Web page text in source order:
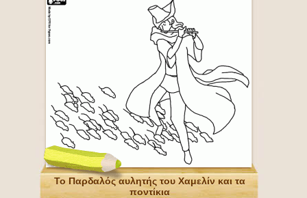
Το Παρδαλός αυλητής του Χαμελίν και τα
ποντίκια